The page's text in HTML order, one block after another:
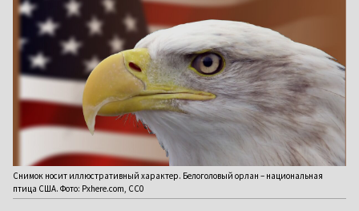
Cнимок носит иллюстративный характер. Белоголовый орлан – национальная
птица США. Фото: Pxhere.com, CC0